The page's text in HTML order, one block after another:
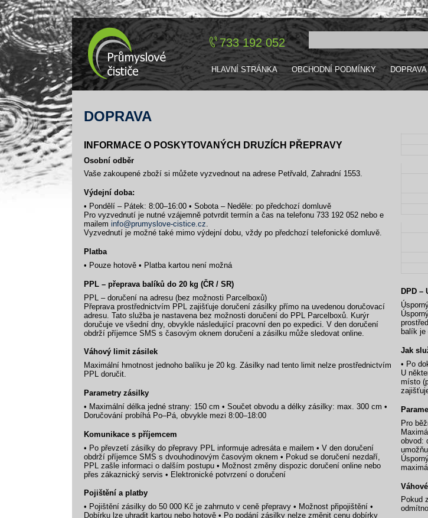
733 192 052
HLAVNÍ STRÁNKA OBCHODNÍ PODMÍNKY DOPRAVA
DOPRAVA
INFORMACE O POSKYTOVANÝCH DRUZÍCH PŘEPRAVY
Osobní odběr
Vaše zakoupené zboží si můžete vyzvednout na adrese Petřvald, Zahradní 1553.
Výdejní doba:
• Pondělí – Pátek: 8:00–16:00 • Sobota – Neděle: po předchozí domluvě
Pro vyzvednutí je nutné vzájemně potvrdit termín a čas na telefonu 733 192 052 nebo e
mailem info@prumyslove-cistice.cz.
Vyzvednutí je možné také mimo výdejní dobu, vždy po předchozí telefonické domluvě.
Platba
• Pouze hotově • Platba kartou není možná
PPL – přeprava balíků do 20 kg (ČR / SR)
PPL – doručení na adresu (bez možnosti Parcelboxů)
Přeprava prostřednictvím PPL zajišťuje doručení zásilky přímo na uvedenou doručovací
adresu. Tato služba je nastavena bez možnosti doručení do PPL Parcelboxů. Kurýr
doručuje ve všední dny, obvykle následující pracovní den po expedici. V den doručení
obdrží příjemce SMS s časovým oknem doručení a zásilku může sledovat online.
Váhový limit zásilek
Maximální hmotnost jednoho balíku je 20 kg. Zásilky nad tento limit nelze prostřednictvím
PPL doručit.
Parametry zásilky
• Maximální délka jedné strany: 150 cm • Součet obvodu a délky zásilky: max. 300 cm •
Doručování probíhá Po–Pá, obvykle mezi 8:00–18:00
Komunikace s příjemcem
• Po převzetí zásilky do přepravy PPL informuje adresáta e mailem • V den doručení
obdrží příjemce SMS s dvouhodinovým časovým oknem • Pokud se doručení nezdaří,
PPL zašle informaci o dalším postupu • Možnost změny dispozic doručení online nebo
přes zákaznický servis • Elektronické potvrzení o doručení
Pojištění a platby
• Pojištění zásilky do 50 000 Kč je zahrnuto v ceně přepravy • Možnost připojištění •
Dobírku lze uhradit kartou nebo hotově • Po podání zásilky nelze změnit cenu dobírky
DPD –
balík je
Jak
• Po
U
místo
Pro
obvod:
Pokud